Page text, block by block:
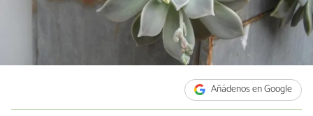
Añádenos en Google